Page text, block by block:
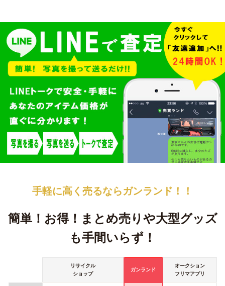
手軽に高く売るならガンランド！！
簡単！お得！ まとめ売りや大型グッズ
も手間いらず！
リサイクル
ショップ
ガンランド
オークション
フリマアプリ